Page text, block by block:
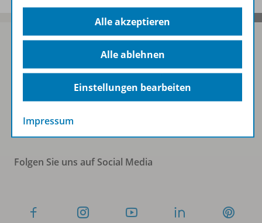
Sofort profitieren
Folgen Sie uns auf Social Media
Alle akzeptieren
Alle ablehnen
Einstellungen bearbeiten
Impressum